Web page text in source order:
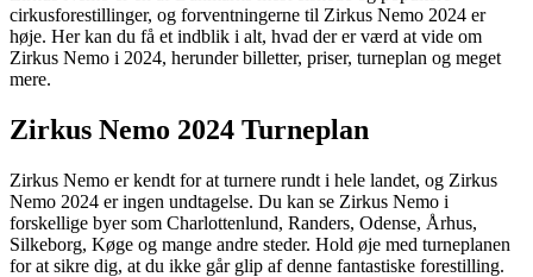
cirkusforestillinger, og forventningerne til Zirkus Nemo 2024 er
høje. Her kan du få et indblik i alt, hvad der er værd at vide om
Zirkus Nemo i 2024, herunder billetter, priser, turneplan og meget
mere.
Zirkus Nemo 2024 Turneplan
Zirkus Nemo er kendt for at turnere rundt i hele landet, og Zirkus
Nemo 2024 er ingen undtagelse. Du kan se Zirkus Nemo i
forskellige byer som Charlottenlund, Randers, Odense, Århus,
Silkeborg, Køge og mange andre steder. Hold øje med turneplanen
for at sikre dig, at du ikke går glip af denne fantastiske forestilling.